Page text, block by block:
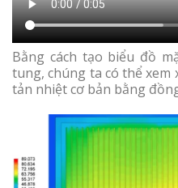
Bằng cách tạo biểu đồ
tung, chúng ta có thể xem
tản nhiệt cơ bản bằng